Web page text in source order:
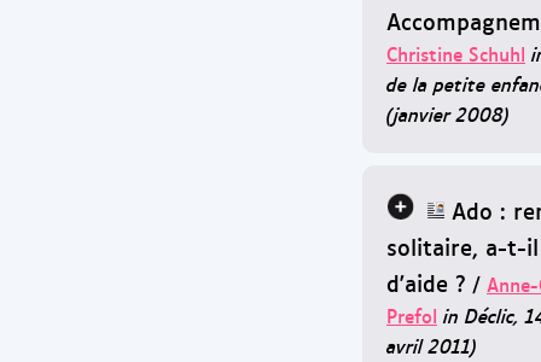
Christine Schuhl
de la petite
(janvier 2008)
Ado :
solitaire, a-t-
d'aide ? /
Prefol in Déclic,
avril 2011)